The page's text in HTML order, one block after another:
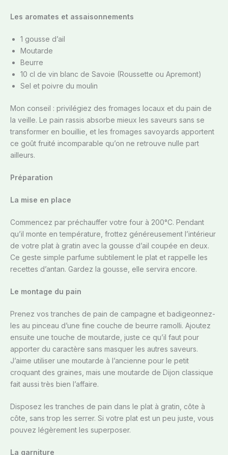
Les aromates et assaisonnements
1 gousse d’ail
Moutarde
Beurre
10 cl de vin blanc de Savoie (Roussette ou Apremont)
Sel et poivre du moulin
Mon conseil : privilégiez des fromages locaux et du pain de
la veille. Le pain rassis absorbe mieux les saveurs sans se
transformer en bouillie, et les fromages savoyards apportent
ce goût fruité incomparable qu’on ne retrouve nulle part
ailleurs.
Préparation
La mise en place
Commencez par préchauffer votre four à 200°C. Pendant
qu’il monte en température, frottez généreusement l’intérieur
de votre plat à gratin avec la gousse d’ail coupée en deux.
Ce geste simple parfume subtilement le plat et rappelle les
recettes d’antan. Gardez la gousse, elle servira encore.
Le montage du pain
Prenez vos tranches de pain de campagne et badigeonnez-
les au pinceau d’une fine couche de beurre ramolli. Ajoutez
ensuite une touche de moutarde, juste ce qu’il faut pour
apporter du caractère sans masquer les autres saveurs.
J’aime utiliser une moutarde à l’ancienne pour le petit
croquant des graines, mais une moutarde de Dijon classique
fait aussi très bien l’affaire.
Disposez les tranches de pain dans le plat à gratin, côte à
côte, sans trop les serrer. Si votre plat est un peu juste, vous
pouvez légèrement les superposer.
La garniture